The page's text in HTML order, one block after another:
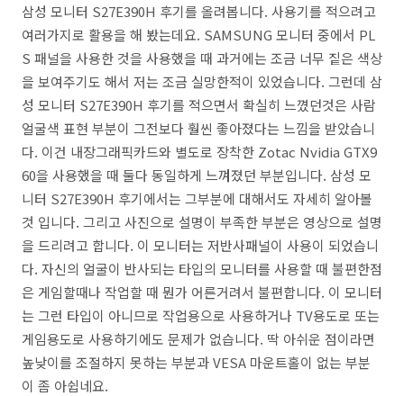
삼성 모니터 S27E390H 후기를 올려봅니다. 사용기를 적으려고
여러가지로 활용을 해 봤는데요. SAMSUNG 모니터 중에서 PL
S 패널을 사용한 것을 사용했을 때 과거에는 조금 너무 짙은 색상
을 보여주기도 해서 저는 조금 실망한적이 있었습니다. 그런데 삼
성 모니터 S27E390H 후기를 적으면서 확실히 느꼈던것은 사람
얼굴색 표현 부분이 그전보다 훨씬 좋아졌다는 느낌을 받았습니
다. 이건 내장그래픽카드와 별도로 장착한 Zotac Nvidia GTX9
60을 사용했을 때 둘다 동일하게 느껴졌던 부분입니다. 삼성 모
니터 S27E390H 후기에서는 그부분에 대해서도 자세히 알아볼
것 입니다. 그리고 사진으로 설명이 부족한 부분은 영상으로 설명
을 드리려고 합니다. 이 모니터는 저반사패널이 사용이 되었습니
다. 자신의 얼굴이 반사되는 타입의 모니터를 사용할 때 불편한점
은 게임할때나 작업할 때 뭔가 어른거려서 불편합니다. 이 모니터
는 그런 타입이 아니므로 작업용으로 사용하거나 TV용도로 또는
게임용도로 사용하기에도 문제가 없습니다. 딱 아쉬운 점이라면
높낮이를 조절하지 못하는 부분과 VESA 마운트홀이 없는 부분
이 좀 아쉽네요.